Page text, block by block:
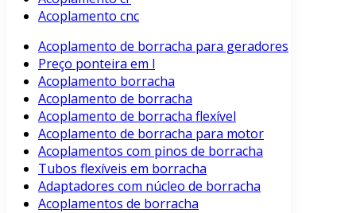
Acoplamento cnc
Acoplamento de borracha para geradores
Preço ponteira em l
Acoplamento borracha
Acoplamento de borracha
Acoplamento de borracha flexível
Acoplamento de borracha para motor
Acoplamentos com pinos de borracha
Tubos flexíveis em borracha
Adaptadores com núcleo de borracha
Acoplamentos de borracha